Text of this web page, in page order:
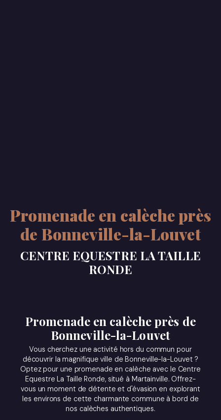
Promenade en calèche près
de Bonneville-la-Louvet
CENTRE EQUESTRE LA TAILLE
RONDE
Promenade en calèche près de
Bonneville-la-Louvet
Vous cherchez une activité hors du commun pour
découvrir la magnifique ville de Bonneville-la-Louvet ?
Optez pour une promenade en calèche avec le Centre
Equestre La Taille Ronde, situé à Martainville. Offrez-
vous un moment de détente et d'évasion en explorant
les environs de cette charmante commune à bord de
nos calèches authentiques.